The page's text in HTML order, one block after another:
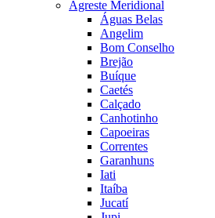
Agreste Meridional
Águas Belas
Angelim
Bom Conselho
Brejão
Buíque
Caetés
Calçado
Canhotinho
Capoeiras
Correntes
Garanhuns
Iati
Itaíba
Jucatí